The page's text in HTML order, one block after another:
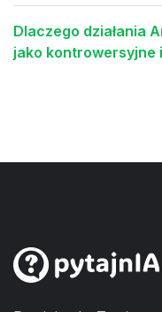
Dlaczego działania
jako kontrowersyjne